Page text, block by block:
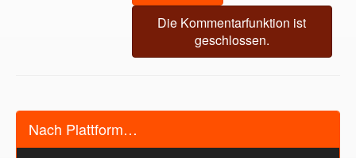
Die Kommentarfunktion ist
geschlossen.
Nach Plattform…